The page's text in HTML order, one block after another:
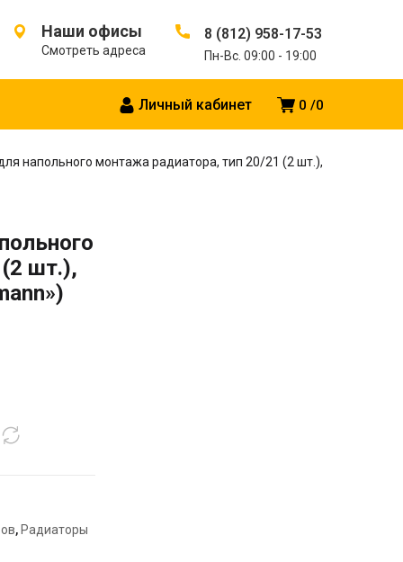
Наши офисы
Смотреть адреса
8 (812) 958-17-53
Пн-Вс. 09:00 - 19:00
0 0
Личный кабинет
напольного монтажа радиатора, тип 20/21 (2 шт.),
шт.),
, Радиаторы